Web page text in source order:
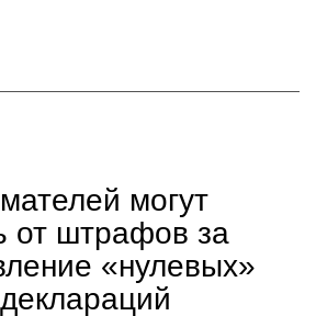
могут
от штрафов за
«нулевых»